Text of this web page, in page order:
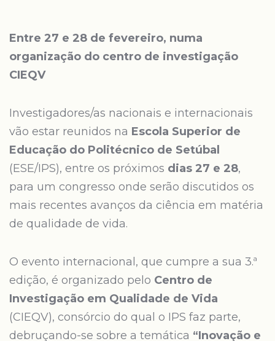
Entre 27 e 28 de fevereiro, numa
organização do centro de investigação
CIEQV
Investigadores/as nacionais e internacionais
vão estar reunidos na Escola Superior de
Educação do Politécnico de Setúbal
(ESE/IPS), entre os próximos dias 27 e 28,
para um congresso onde serão discutidos os
mais recentes avanços da ciência em matéria
de qualidade de vida.
O evento internacional, que cumpre a sua 3.ª
edição, é organizado pelo Centro de
Investigação em Qualidade de Vida
(CIEQV), consórcio do qual o IPS faz parte,
debruçando-se sobre a temática “Inovação e